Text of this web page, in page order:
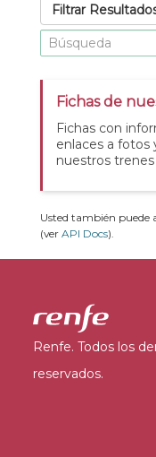
Filtrar
Fichas de
Fichas con
enlaces a fotos
nuestros trenes
Usted también puede
(ver API Docs).
Renfe. Todos los
reservados.